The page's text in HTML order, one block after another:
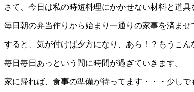
さて、今日は私の時短料理にかかせない材料と道具
毎日朝の弁当作りから始まり一通りの家事を済ませ
すると、気が付けば夕方になり、あら！？もうこん
毎日毎日あっという間に時間が過ぎていきます。
家に帰れば、食事の準備が待ってます・・・少しで